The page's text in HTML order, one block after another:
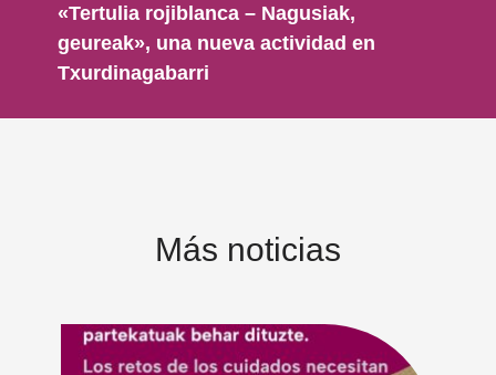
«Tertulia rojiblanca – Nagusiak,
geureak», una nueva actividad en
Txurdinagabarri
Más noticias